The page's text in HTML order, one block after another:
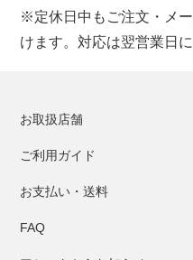
※定休日中もご注文・メ
けます。対応は翌営業日
お取扱店舗
ご利用ガイド
お支払い・送料
FAQ